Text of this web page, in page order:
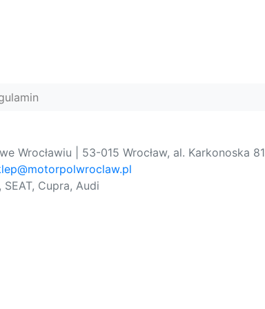
Wrocławiu | 53-015 Wrocław, al. Karkonoska 81
Cupra, Audi